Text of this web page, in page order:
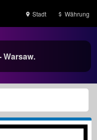
Stadt Währung
Warsaw.